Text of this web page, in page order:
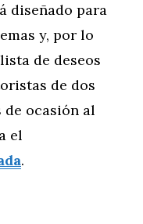
diseñado para
y, por lo
de deseos
de dos
de ocasión al
el
.